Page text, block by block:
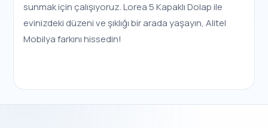
sunmak için çalışıyoruz. Lorea 5 Kapaklı Dolap ile
evinizdeki düzeni ve şıklığı bir arada yaşayın, Alitel
Mobilya farkını hissedin!